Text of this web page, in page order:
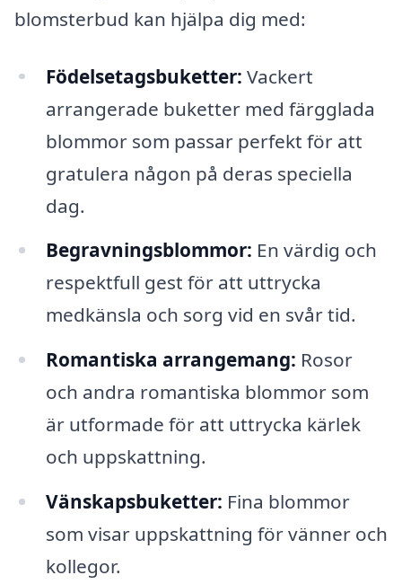
blomsterbud kan hjälpa dig med:
Födelsetagsbuketter: Vackert
arrangerade buketter med färgglada
blommor som passar perfekt för att
gratulera någon på deras speciella
dag.
Begravningsblommor: En värdig och
respektfull gest för att uttrycka
medkänsla och sorg vid en svår tid.
Romantiska arrangemang: Rosor
och andra romantiska blommor som
är utformade för att uttrycka kärlek
och uppskattning.
Vänskapsbuketter: Fina blommor
som visar uppskattning för vänner och
kollegor.